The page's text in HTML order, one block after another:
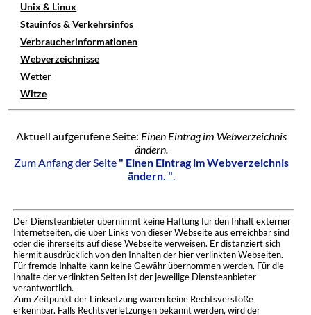
Unix & Linux
Stauinfos & Verkehrsinfos
Verbraucherinformationen
Webverzeichnisse
Wetter
Witze
Aktuell aufgerufene Seite: Einen Eintrag im Webverzeichnis
ändern.
Zum Anfang der Seite " Einen Eintrag im Webverzeichnis
ändern. ".
Der Diensteanbieter übernimmt keine Haftung für den Inhalt externer
Internetseiten, die über Links von dieser Webseite aus erreichbar sind
oder die ihrerseits auf diese Webseite verweisen. Er distanziert sich
hiermit ausdrücklich von den Inhalten der hier verlinkten Webseiten.
Für fremde Inhalte kann keine Gewähr übernommen werden. Für die
Inhalte der verlinkten Seiten ist der jeweilige Diensteanbieter
verantwortlich.
Zum Zeitpunkt der Linksetzung waren keine Rechtsverstöße
erkennbar. Falls Rechtsverletzungen bekannt werden, wird der